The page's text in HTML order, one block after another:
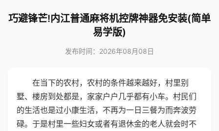
巧避锋芒!内江普通麻将机控牌神器免安装(简单
易学版)
发布时间：2026年08月08日
在当下的农村，农村的条件越来越好，村里别
墅、楼房到处都是，家家户户几乎都有小车。村民们
的生活也是过小康生活，不再为一日三餐为而奔波劳
碌。于是村里一些妇女或者有退休金的老人就会时不